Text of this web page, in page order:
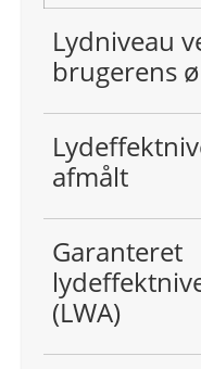
Lydniveau
brugerens
afmålt
Garanteret
(LWA)